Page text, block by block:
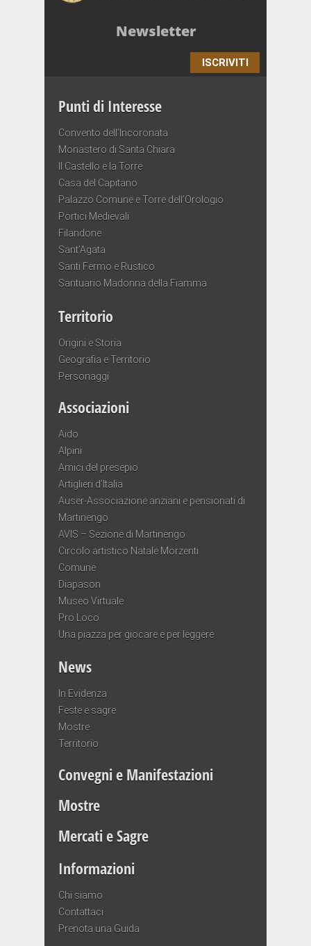
Newsletter
ISCRIVITI
Punti di Interesse
Convento dell’Incoronata
Monastero di Santa Chiara
Il Castello e la Torre
Casa del Capitano
Palazzo Comune e Torre dell’Orologio
Portici Medievali
Filandone
Sant’Agata
Santi Fermo e Rustico
Santuario Madonna della Fiamma
Territorio
Origini e Storia
Geografia e Territorio
Personaggi
Associazioni
Aido
Alpini
Amici del presepio
Artiglieri d’Italia
Auser-Associazione anziani e pensionati di
Martinengo
AVIS – Sezione di Martinengo
Circolo artistico Natale Morzenti
Comune
Diapason
Museo Virtuale
Pro Loco
Una piazza per giocare e per leggere
News
In Evidenza
Feste e sagre
Mostre
Territorio
Convegni e Manifestazioni
Mostre
Mercati e Sagre
Informazioni
Chi siamo
Contattaci
Prenota una Guida